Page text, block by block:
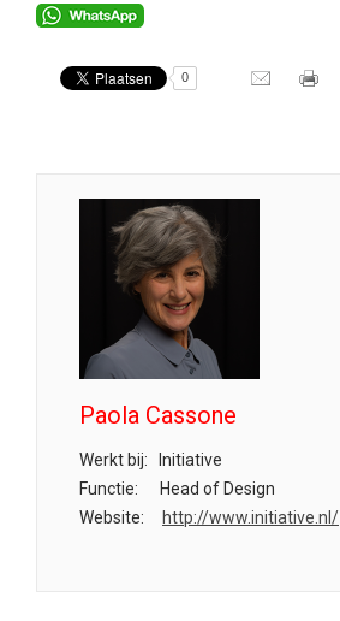
0
Paola Cassone
Werkt bij:
Initiative
Functie:
Head of Design
Website:
http://www.initiative.nl/